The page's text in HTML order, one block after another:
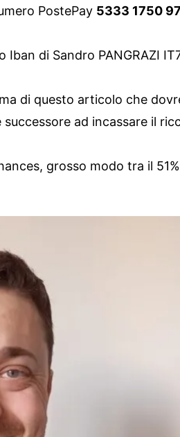
PostePay 5333 1750
di Sandro PANGRAZI
di questo articolo che
ad incassare il
grosso modo tra il